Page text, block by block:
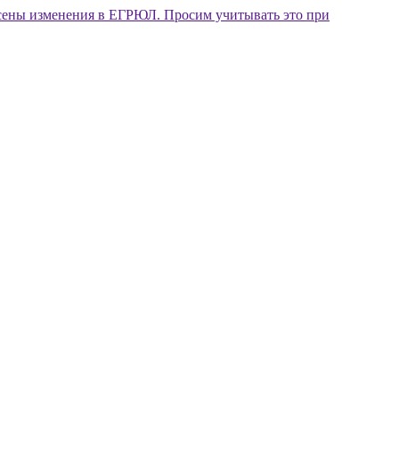
изменения в ЕГРЮЛ. Просим учитывать это при